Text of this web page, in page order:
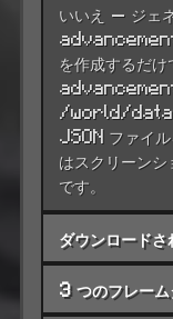
いいえ — ジェ
advancement
を作成するだ
advancement
/world/
JSON ファイ
はスクリーン
です。
ダウンロード
3 つのフレー